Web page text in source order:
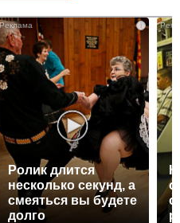
Ролик длится
несколько секунд, а
смеяться вы будете
долго